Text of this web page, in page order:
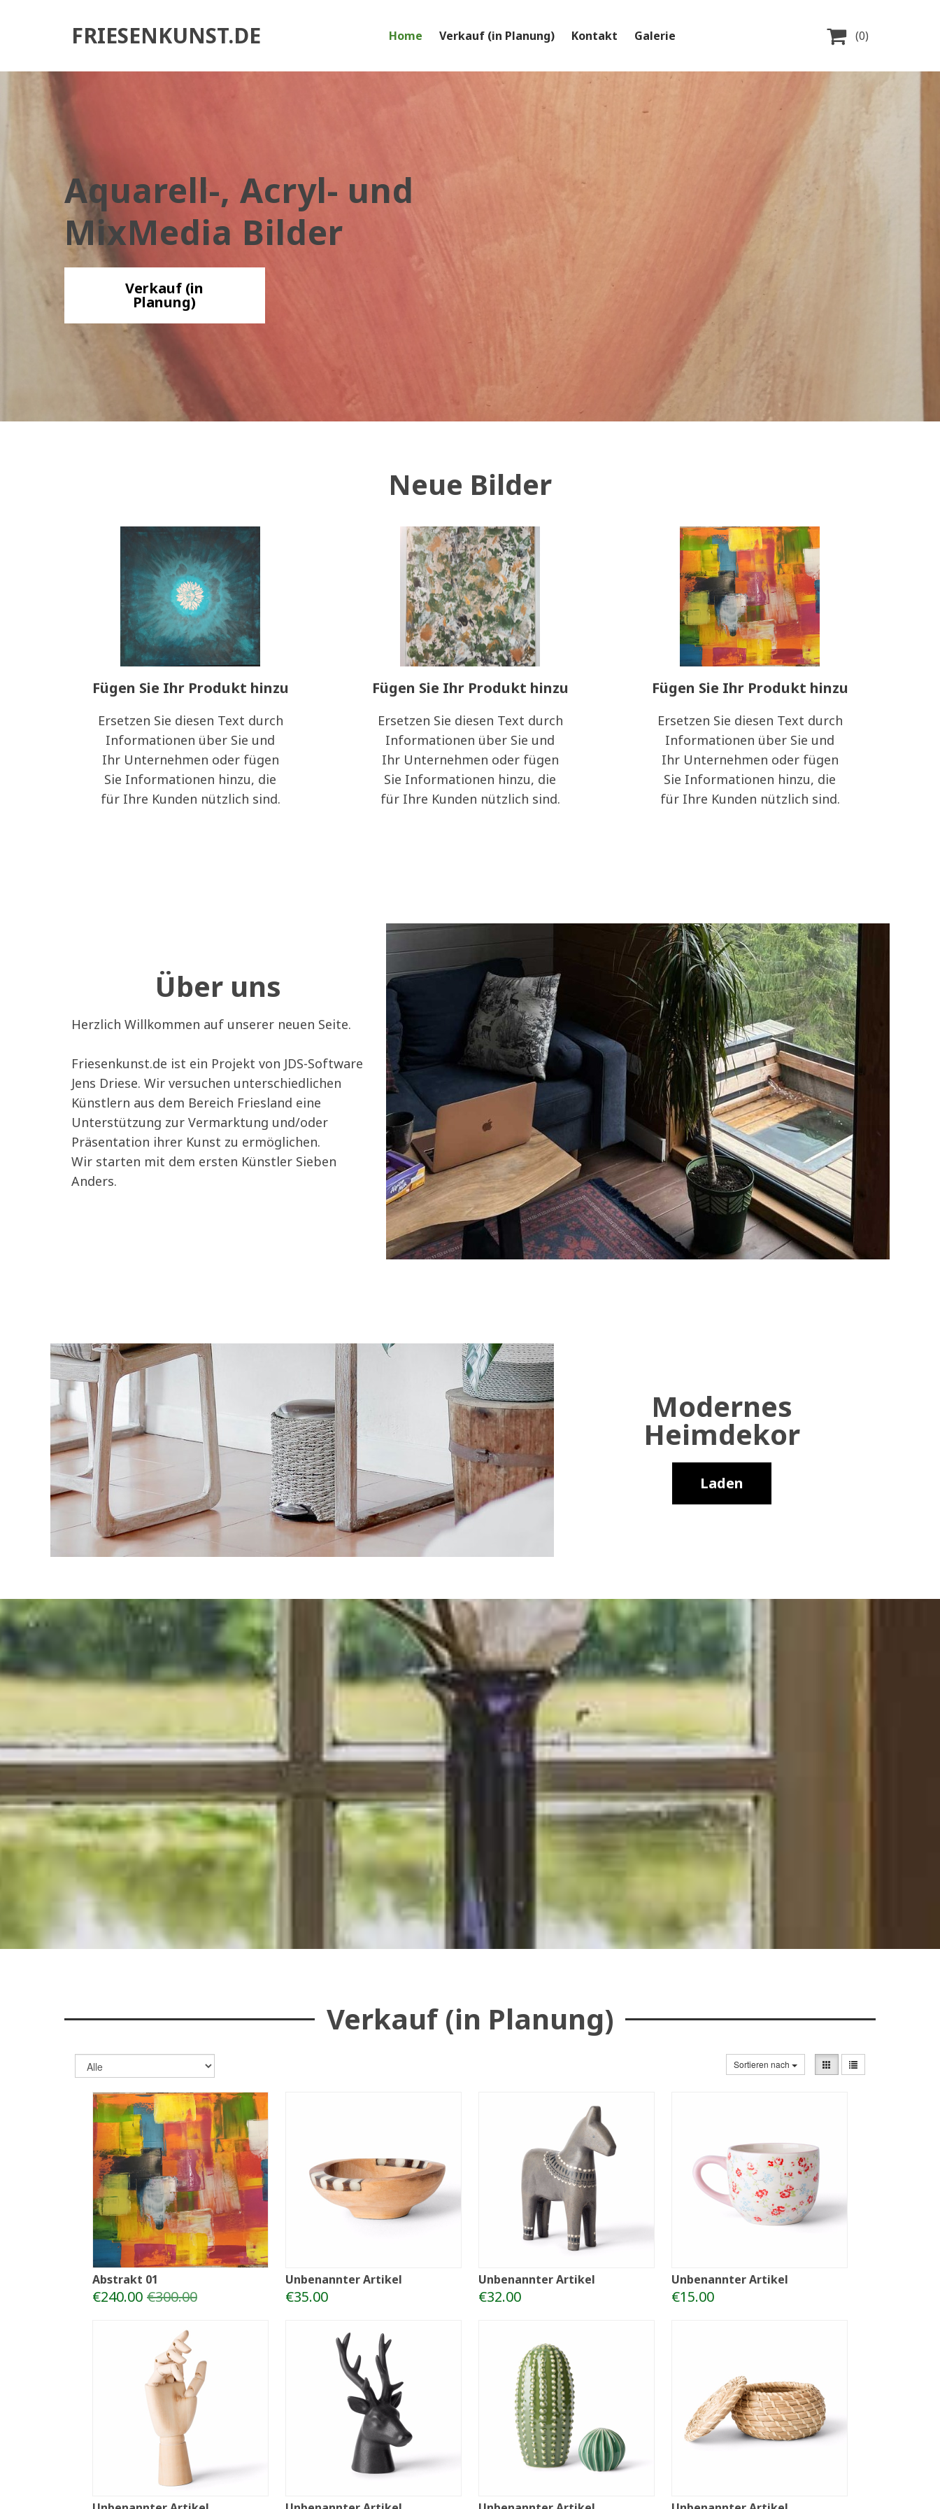
FRIESENKUNST.DE Home Verkauf (in Planung) Kontakt Galerie  (0)
Aquarell-, Acryl- und
MixMedia Bilder
Verkauf (in
Planung)
Neue Bilder
Fügen Sie Ihr Produkt hinzu
Ersetzen Sie diesen Text durch
Informationen über Sie und
Ihr Unternehmen oder fügen
Sie Informationen hinzu, die
für Ihre Kunden nützlich sind.
Fügen Sie Ihr Produkt hinzu
Ersetzen Sie diesen Text durch
Informationen über Sie und
Ihr Unternehmen oder fügen
Sie Informationen hinzu, die
für Ihre Kunden nützlich sind.
Fügen Sie Ihr Produkt hinzu
Ersetzen Sie diesen Text durch
Informationen über Sie und
Ihr Unternehmen oder fügen
Sie Informationen hinzu, die
für Ihre Kunden nützlich sind.
Über uns
Herzlich Willkommen auf unserer neuen Seite.
Friesenkunst.de ist ein Projekt von JDS-Software
Jens Driese. Wir versuchen unterschiedlichen
Künstlern aus dem Bereich Friesland eine
Unterstützung zur Vermarktung und/oder
Präsentation ihrer Kunst zu ermöglichen.
Wir starten mit dem ersten Künstler Sieben
Anders.
Modernes
Heimdekor
Laden
Verkauf (in Planung)
Sortieren nach
Abstrakt 01
€240.00 €300.00
Unbenannter Artikel
€35.00
Unbenannter Artikel
€32.00
Unbenannter Artikel
€15.00